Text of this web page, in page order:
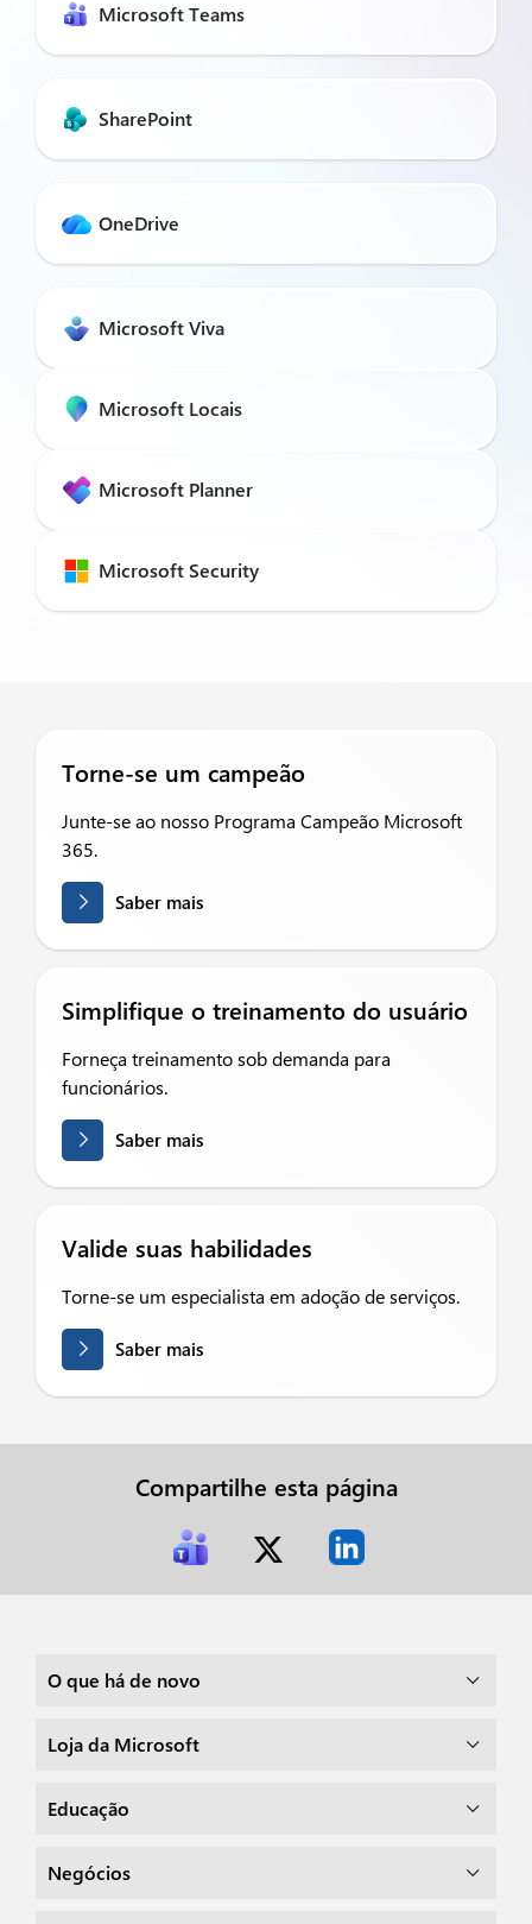
Microsoft Teams
SharePoint
OneDrive
Microsoft Viva
Microsoft Locais
Microsoft Planner
Microsoft Security
Torne-se um campeão
Junte-se ao nosso Programa Campeão Microsoft
365.
Saber mais
Simplifique o treinamento do usuário
Forneça treinamento sob demanda para
funcionários.
Saber mais
Valide suas habilidades
Torne-se um especialista em adoção de serviços.
Saber mais
Compartilhe esta página
O que há de novo
Loja da Microsoft
Educação
Negócios